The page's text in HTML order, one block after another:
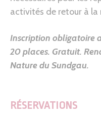
activités de retour à la
Inscription obligatoire
20 places. Gratuit.
Nature du Sundgau.
RÉSERVATIONS